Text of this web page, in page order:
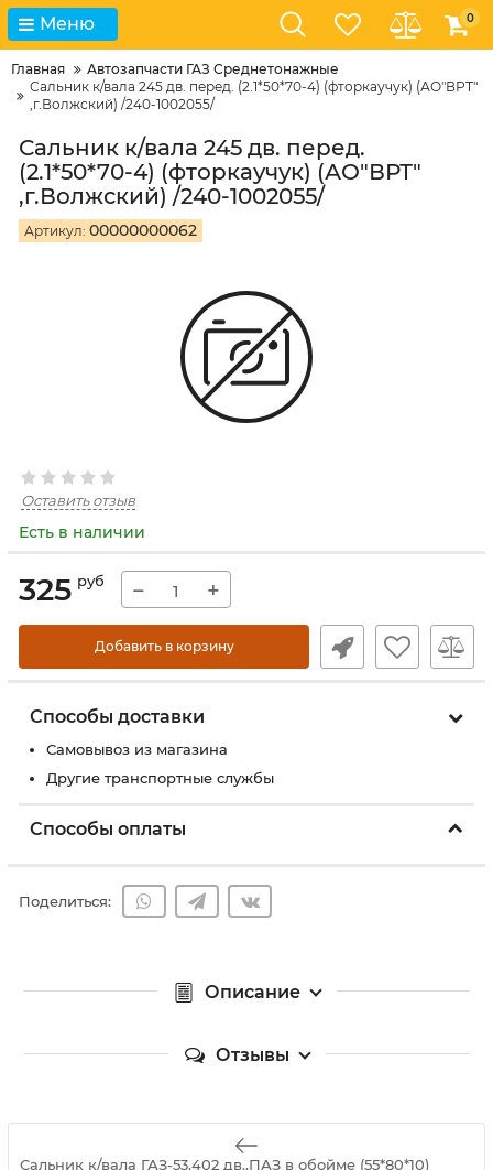
Меню 0
Главная
Автозапчасти ГАЗ Среднетонажные
Сальник к/вала 245 дв. перед. (2.1*50*70-4) (фторкаучук) (АО"ВРТ"
,г.Волжский) /240-1002055/
Сальник к/вала 245 дв. перед.
(2.1*50*70-4) (фторкаучук) (АО"ВРТ"
,г.Волжский) /240-1002055/
Артикул: 00000000062
Оставить отзыв
Есть в наличии
325 руб − +
Добавить в корзину
Способы доставки
Самовывоз из магазина
Другие транспортные службы
Способы оплаты
Поделиться:
Описание
Отзывы
Сальник к/вала ГАЗ-53,402 дв.,ПАЗ в обойме (55*80*10)